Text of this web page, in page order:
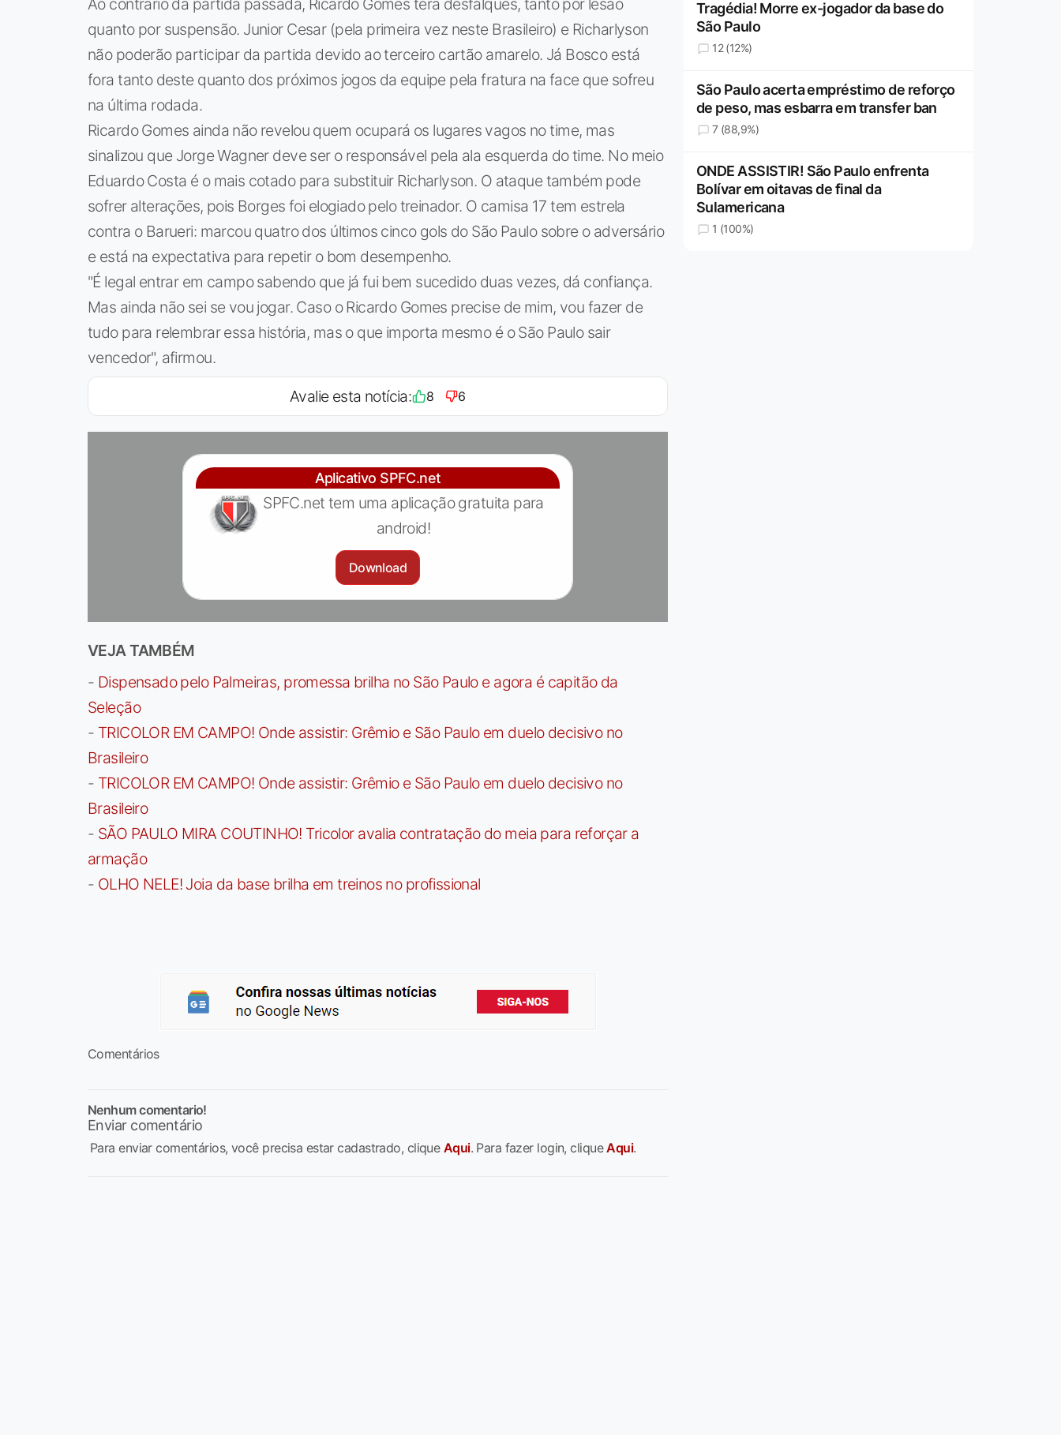
Ao contrário da partida passada, Ricardo Gomes terá desfalques, tanto por lesão
quanto por suspensão. Junior Cesar (pela primeira vez neste Brasileiro) e Richarlyson
não poderão participar da partida devido ao terceiro cartão amarelo. Já Bosco está
fora tanto deste quanto dos próximos jogos da equipe pela fratura na face que sofreu
na última rodada.
Ricardo Gomes ainda não revelou quem ocupará os lugares vagos no time, mas
sinalizou que Jorge Wagner deve ser o responsável pela ala esquerda do time. No meio
Eduardo Costa é o mais cotado para substituir Richarlyson. O ataque também pode
sofrer alterações, pois Borges foi elogiado pelo treinador. O camisa 17 tem estrela
contra o Barueri: marcou quatro dos últimos cinco gols do São Paulo sobre o adversário
e está na expectativa para repetir o bom desempenho.
"É legal entrar em campo sabendo que já fui bem sucedido duas vezes, dá confiança.
Mas ainda não sei se vou jogar. Caso o Ricardo Gomes precise de mim, vou fazer de
tudo para relembrar essa história, mas o que importa mesmo é o São Paulo sair
vencedor", afirmou.
Avalie esta notícia: 8 6
Aplicativo SPFC.net
SPFC.net tem uma aplicação gratuita para
android!
Download
VEJA TAMBÉM
- Dispensado pelo Palmeiras, promessa brilha no São Paulo e agora é capitão da
Seleção
- TRICOLOR EM CAMPO! Onde assistir: Grêmio e São Paulo em duelo decisivo no
Brasileiro
- TRICOLOR EM CAMPO! Onde assistir: Grêmio e São Paulo em duelo decisivo no
Brasileiro
- SÃO PAULO MIRA COUTINHO! Tricolor avalia contratação do meia para reforçar a
armação
- OLHO NELE! Joia da base brilha em treinos no profissional
Comentários
Nenhum comentario!
Enviar comentário
Para enviar comentários, você precisa estar cadastrado, clique Aqui. Para fazer login, cliqueAqui.
Tragédia! Morre ex-jogador da base do
São Paulo
12 (12%)
São Paulo acerta empréstimo de reforço
de peso, mas esbarra em transfer ban
7 (88,9%)
ONDE ASSISTIR! São Paulo enfrenta
Bolívar em oitavas de final da
Sulamericana
1 (100%)